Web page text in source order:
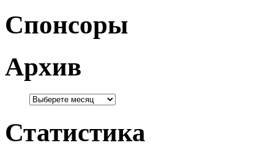
Спонсоры
Архив
Статистика